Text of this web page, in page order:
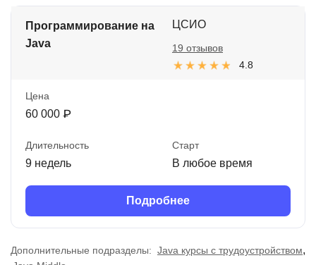
Программирование на
Java
ЦСИО
4.8
19 отзывов
Цена
60 000 ₽
Длительность
9 недель
Старт
В любое время
Подробнее
Дополнительные подразделы: Java курсы с трудоустройством,